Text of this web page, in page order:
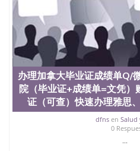
办理加拿大毕业证成绩单
院（毕业证+成绩单=文凭）
证（可查）快速办理雅思
dfnsen Salud
0
...